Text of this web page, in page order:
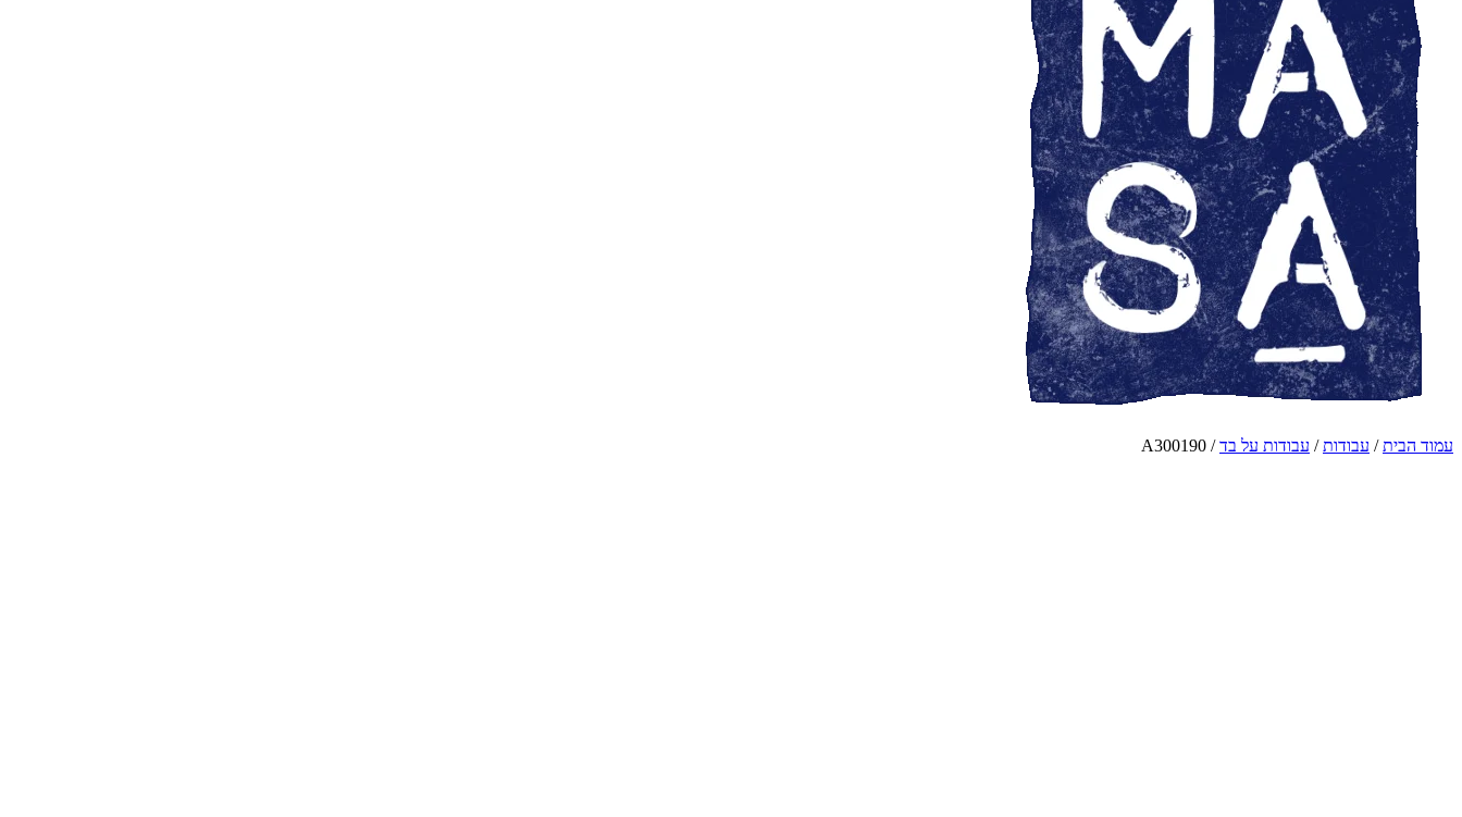
עמוד הבית/ עבודות/ עבודות על בד/ A300190